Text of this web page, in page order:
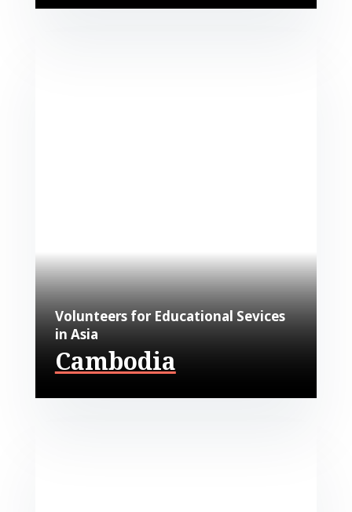
Volunteers for Educational Sevices
in Asia
Cambodia